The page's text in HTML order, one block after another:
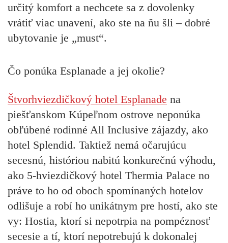
určitý komfort a nechcete sa z dovolenky
vrátiť viac unavení, ako ste na ňu šli – dobré
ubytovanie je „must“.
Čo ponúka Esplanade a jej okolie?
Štvorhviezdičkový hotel Esplanade na
piešťanskom Kúpeľnom ostrove neponúka
obľúbené rodinné All Inclusive zájazdy, ako
hotel Splendid. Taktiež nemá očarujúcu
secesnú, históriou nabitú konkurečnú výhodu,
ako 5-hviezdičkový hotel Thermia Palace no
práve to ho od oboch spomínaných hotelov
odlišuje a robí ho unikátnym pre hostí, ako ste
vy: Hostia, ktorí si nepotrpia na pompéznosť
secesie a tí, ktorí nepotrebujú k dokonalej